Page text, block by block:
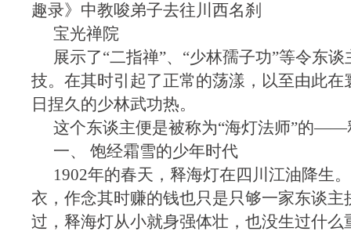
趣录》中教唆弟子去往川西名刹
宝光禅院
展示了“二指禅”、“少林孺子功”等令东
技。在其时引起了正常的荡漾，以至由此在
日捏久的少林武功热。
这个东谈主便是被称为“海灯法师”的——
一、 饱经霜雪的少年时代
1902年的春天，释海灯在四川江油降生
衣，作念其时赚的钱也只是只够一家东谈主
过，释海灯从小就身强体壮，也没生过什么